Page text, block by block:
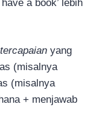
a book’ lebih
yang
(misalnya
(misalnya
+ menjawab